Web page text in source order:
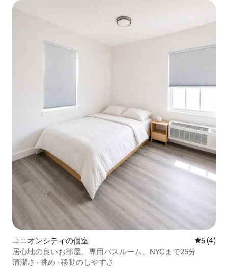
ユニオンシティの個室 レビュー
5 (4)
居心地の良いお部屋、専用バスルーム、NYCまで25分
清潔さ · 眺め · 移動のしやすさ